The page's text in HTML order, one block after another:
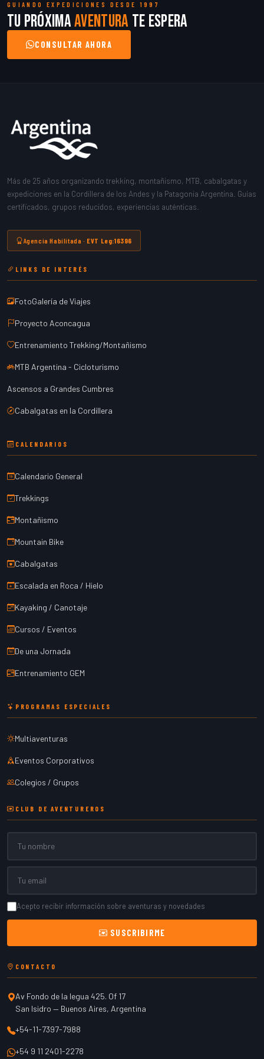
GUIANDO EXPEDICIONES DESDE 1997
Tu próximaaventura te espera
CONSULTAR AHORA
Más de 25 años organizando trekking, montañismo, MTB, cabalgatas y
expediciones en la Cordillera de los Andes y la Patagonia Argentina. Guías
certificados, grupos reducidos, experiencias auténticas.
Agencia Habilitada · EVT Leg:16396
LINKS DE INTERÉS
FotoGalería de Viajes
Proyecto Aconcagua
Entrenamiento Trekking/Montañismo
MTB Argentina - Cicloturismo
Ascensos a Grandes Cumbres
Cabalgatas en la Cordillera
CALENDARIOS
Calendario General
Trekkings
Montañismo
Mountain Bike
Cabalgatas
Escalada en Roca / Hielo
Kayaking / Canotaje
Cursos / Eventos
De una Jornada
Entrenamiento GEM
PROGRAMAS ESPECIALES
Multiaventuras
Eventos Corporativos
Colegios / Grupos
CLUB DE AVENTUREROS
Acepto recibir información sobre aventuras y novedades
SUSCRIBIRME
CONTACTO
Av Fondo de la legua 425. Of 17
San Isidro — Buenos Aires, Argentina
+54-11-7397-7988
+54 9 11 2401-2278